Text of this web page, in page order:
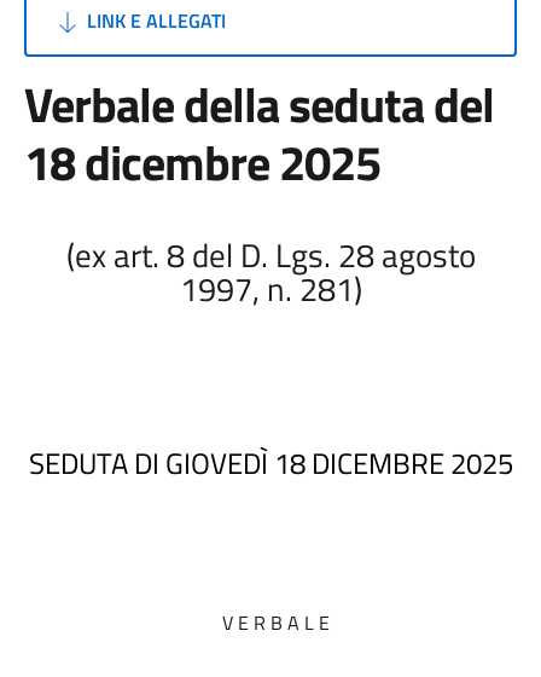
LINK E ALLEGATI
Verbale della seduta del
18 dicembre 2025
(ex art. 8 del D. Lgs. 28 agosto
1997, n. 281)
SEDUTA DI GIOVEDÌ 18 DICEMBRE 2025
V E R B A L E